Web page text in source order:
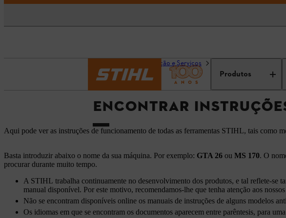
Produtos
Informação e Serviços
ENCONTRAR
Aqui pode ver as instruções de funcionamento de todas as ferramentas STIHL, tais como
Basta introduzir abaixo o nome da sua máquina. Por exemplo: GTA 26 ou MS 170. O
procurar durante muito tempo.
A STIHL trabalha continuamente no desenvolvimento dos produtos, e tal reflete-se
manual disponível. Por este motivo, recomendamos-lhe que tenha atenção aos
Não se encontram disponíveis online os manuais de instruções de alguns modelos
Os idiomas em que se encontram os documentos aparecem entre parêntesis, para